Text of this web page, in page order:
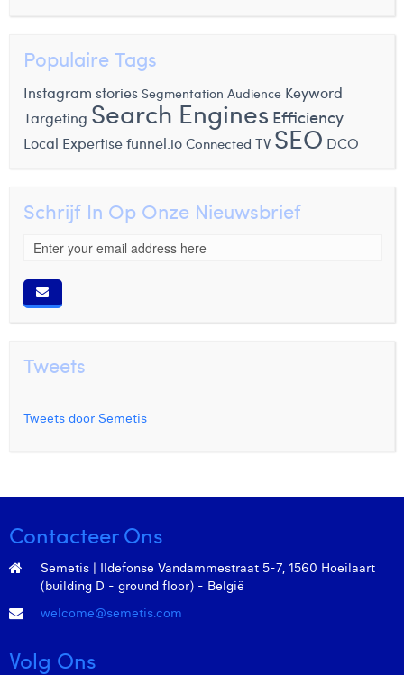
Populaire Tags
Instagram stories Segmentation Audience Keyword
Targeting Search Engines Efficiency
Local Expertisefunnel.io Connected TV SEO DCO
Schrijf In Op Onze Nieuwsbrief
Tweets
Tweets door Semetis
Contacteer Ons
Semetis | Ildefonse Vandammestraat 5-7, 1560 Hoeilaart
(building D - ground floor) - België
welcome@semetis.com
Volg Ons